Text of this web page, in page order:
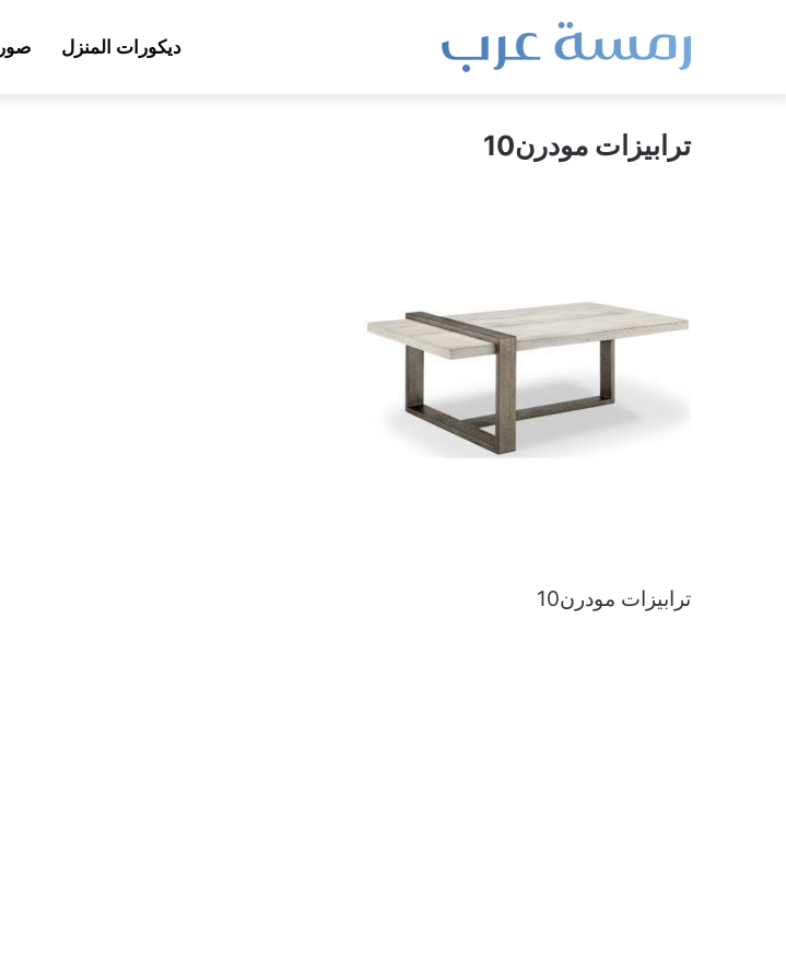
ديكورات المنزل صور
ترابيزات مودرن10
ترابيزات مودرن10